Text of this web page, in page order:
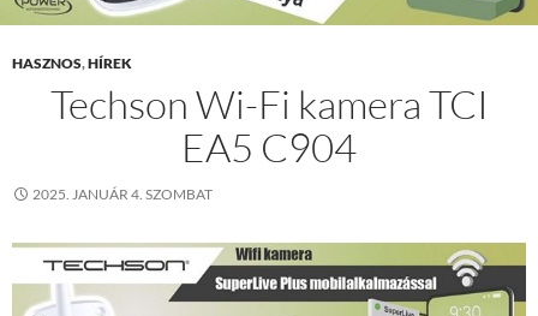
HASZNOS,HÍREK
Techson Wi-Fi kamera TCI
EA5 C904
2025. JANUÁR 4. SZOMBAT